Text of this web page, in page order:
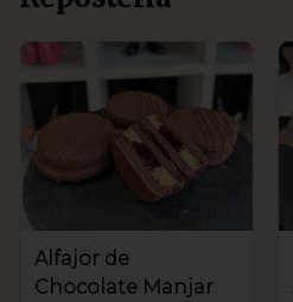
Alfajor de
Chocolate Manjar